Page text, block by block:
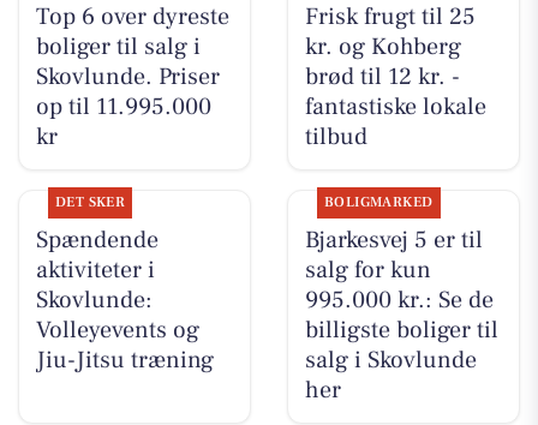
Top 6 over dyreste
boliger til salg i
Skovlunde. Priser
op til 11.995.000
kr
Frisk frugt til 25
kr. og Kohberg
brød til 12 kr. -
fantastiske lokale
tilbud
DET SKER
Spændende
aktiviteter i
Skovlunde:
Volleyevents og
Jiu-Jitsu træning
BOLIGMARKED
Bjarkesvej 5 er til
salg for kun
995.000 kr.: Se de
billigste boliger til
salg i Skovlunde
her